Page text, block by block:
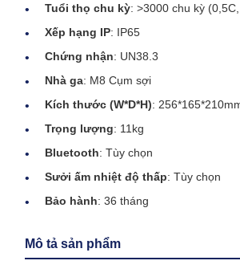
Tuổi thọ chu kỳ: >3000 chu kỳ
Xếp hạng IP: IP65
Chứng nhận: UN38.3
Nhà ga: M8 Cụm sợi
Kích thước (W*D*H):
Trọng lượng: 11kg
Bluetooth: Tùy chọn
Sưởi ấm nhiệt độ thấp: Tùy chọn
Bảo hành: 36 tháng
Mô tả sản phẩm